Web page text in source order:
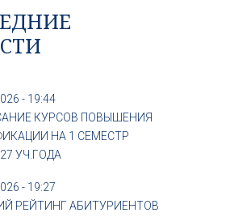
- 19:44
КУРСОВ ПОВЫШЕНИЯ
НА 1 СЕМЕСТР
УЧ.ГОДА
- 19:27
РЕЙТИНГ АБИТУРИЕНТОВ